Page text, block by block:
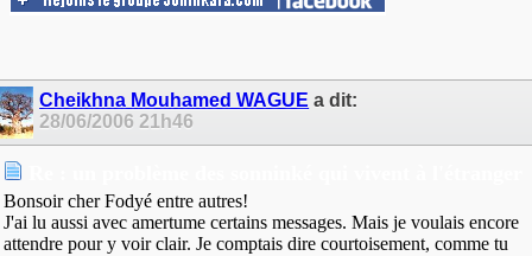
Cheikhna Mouhamed WAGUE a dit:
28/06/200621h46
Bonsoir cher Fodyé entre autres!
J'ai lu aussi avec amertume certains messages. Mais je voulais encore
attendre pour y voir clair. Je comptais dire courtoisement, comme tu